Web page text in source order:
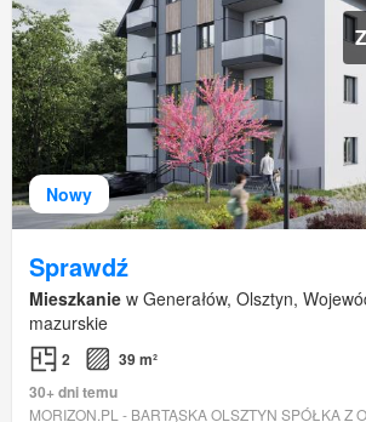
Nowy
Sprawdź
Mieszkanie w Generałów, Olsztyn,
mazurskie
2
39 m²
30+ dni temu